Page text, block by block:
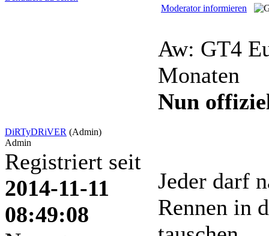
Moderator informieren
DiRTyDRiVER (Admin)
Admin
Registriert seit
2014-11-11
08:49:08
Aw: GT4
Monaten
Nun
Jeder darf
Rennen in